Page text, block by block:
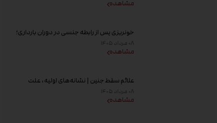
مشاهده
خونریزی پس از رابطه جنسی در دوران بارداری؛
علت و زمان مراجعه به پزشک
۰۸ مرداد ۱۴۰۵
مشاهده
علائم سقط جنین | نشانه‌های اولیه، علت
خونریزی، عوامل خطر و زمان مراجعه به پزشک
۰۸ مرداد ۱۴۰۵
مشاهده